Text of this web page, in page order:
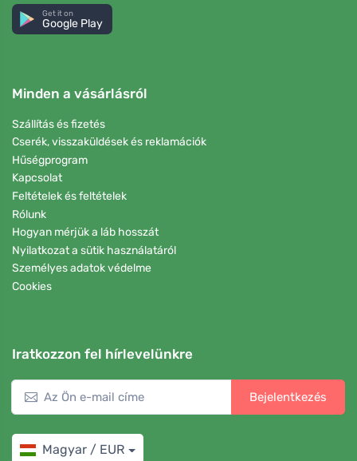
Get it on
Google Play
Minden a vásárlásról
Szállítás és fizetés
Cserék, visszaküldések és reklamációk
Hűségprogram
Kapcsolat
Feltételek és feltételek
Rólunk
Hogyan mérjük a láb hosszát
Nyilatkozat a sütik használatáról
Személyes adatok védelme
Cookies
Iratkozzon fel hírlevelünkre
Bejelentkezés
Magyar / EUR